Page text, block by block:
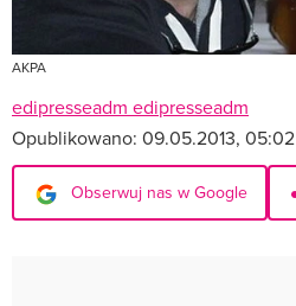
AKPA
edipresseadm edipresseadm
Opublikowano: 09.05.2013, 05:02
Obserwuj nas w Google